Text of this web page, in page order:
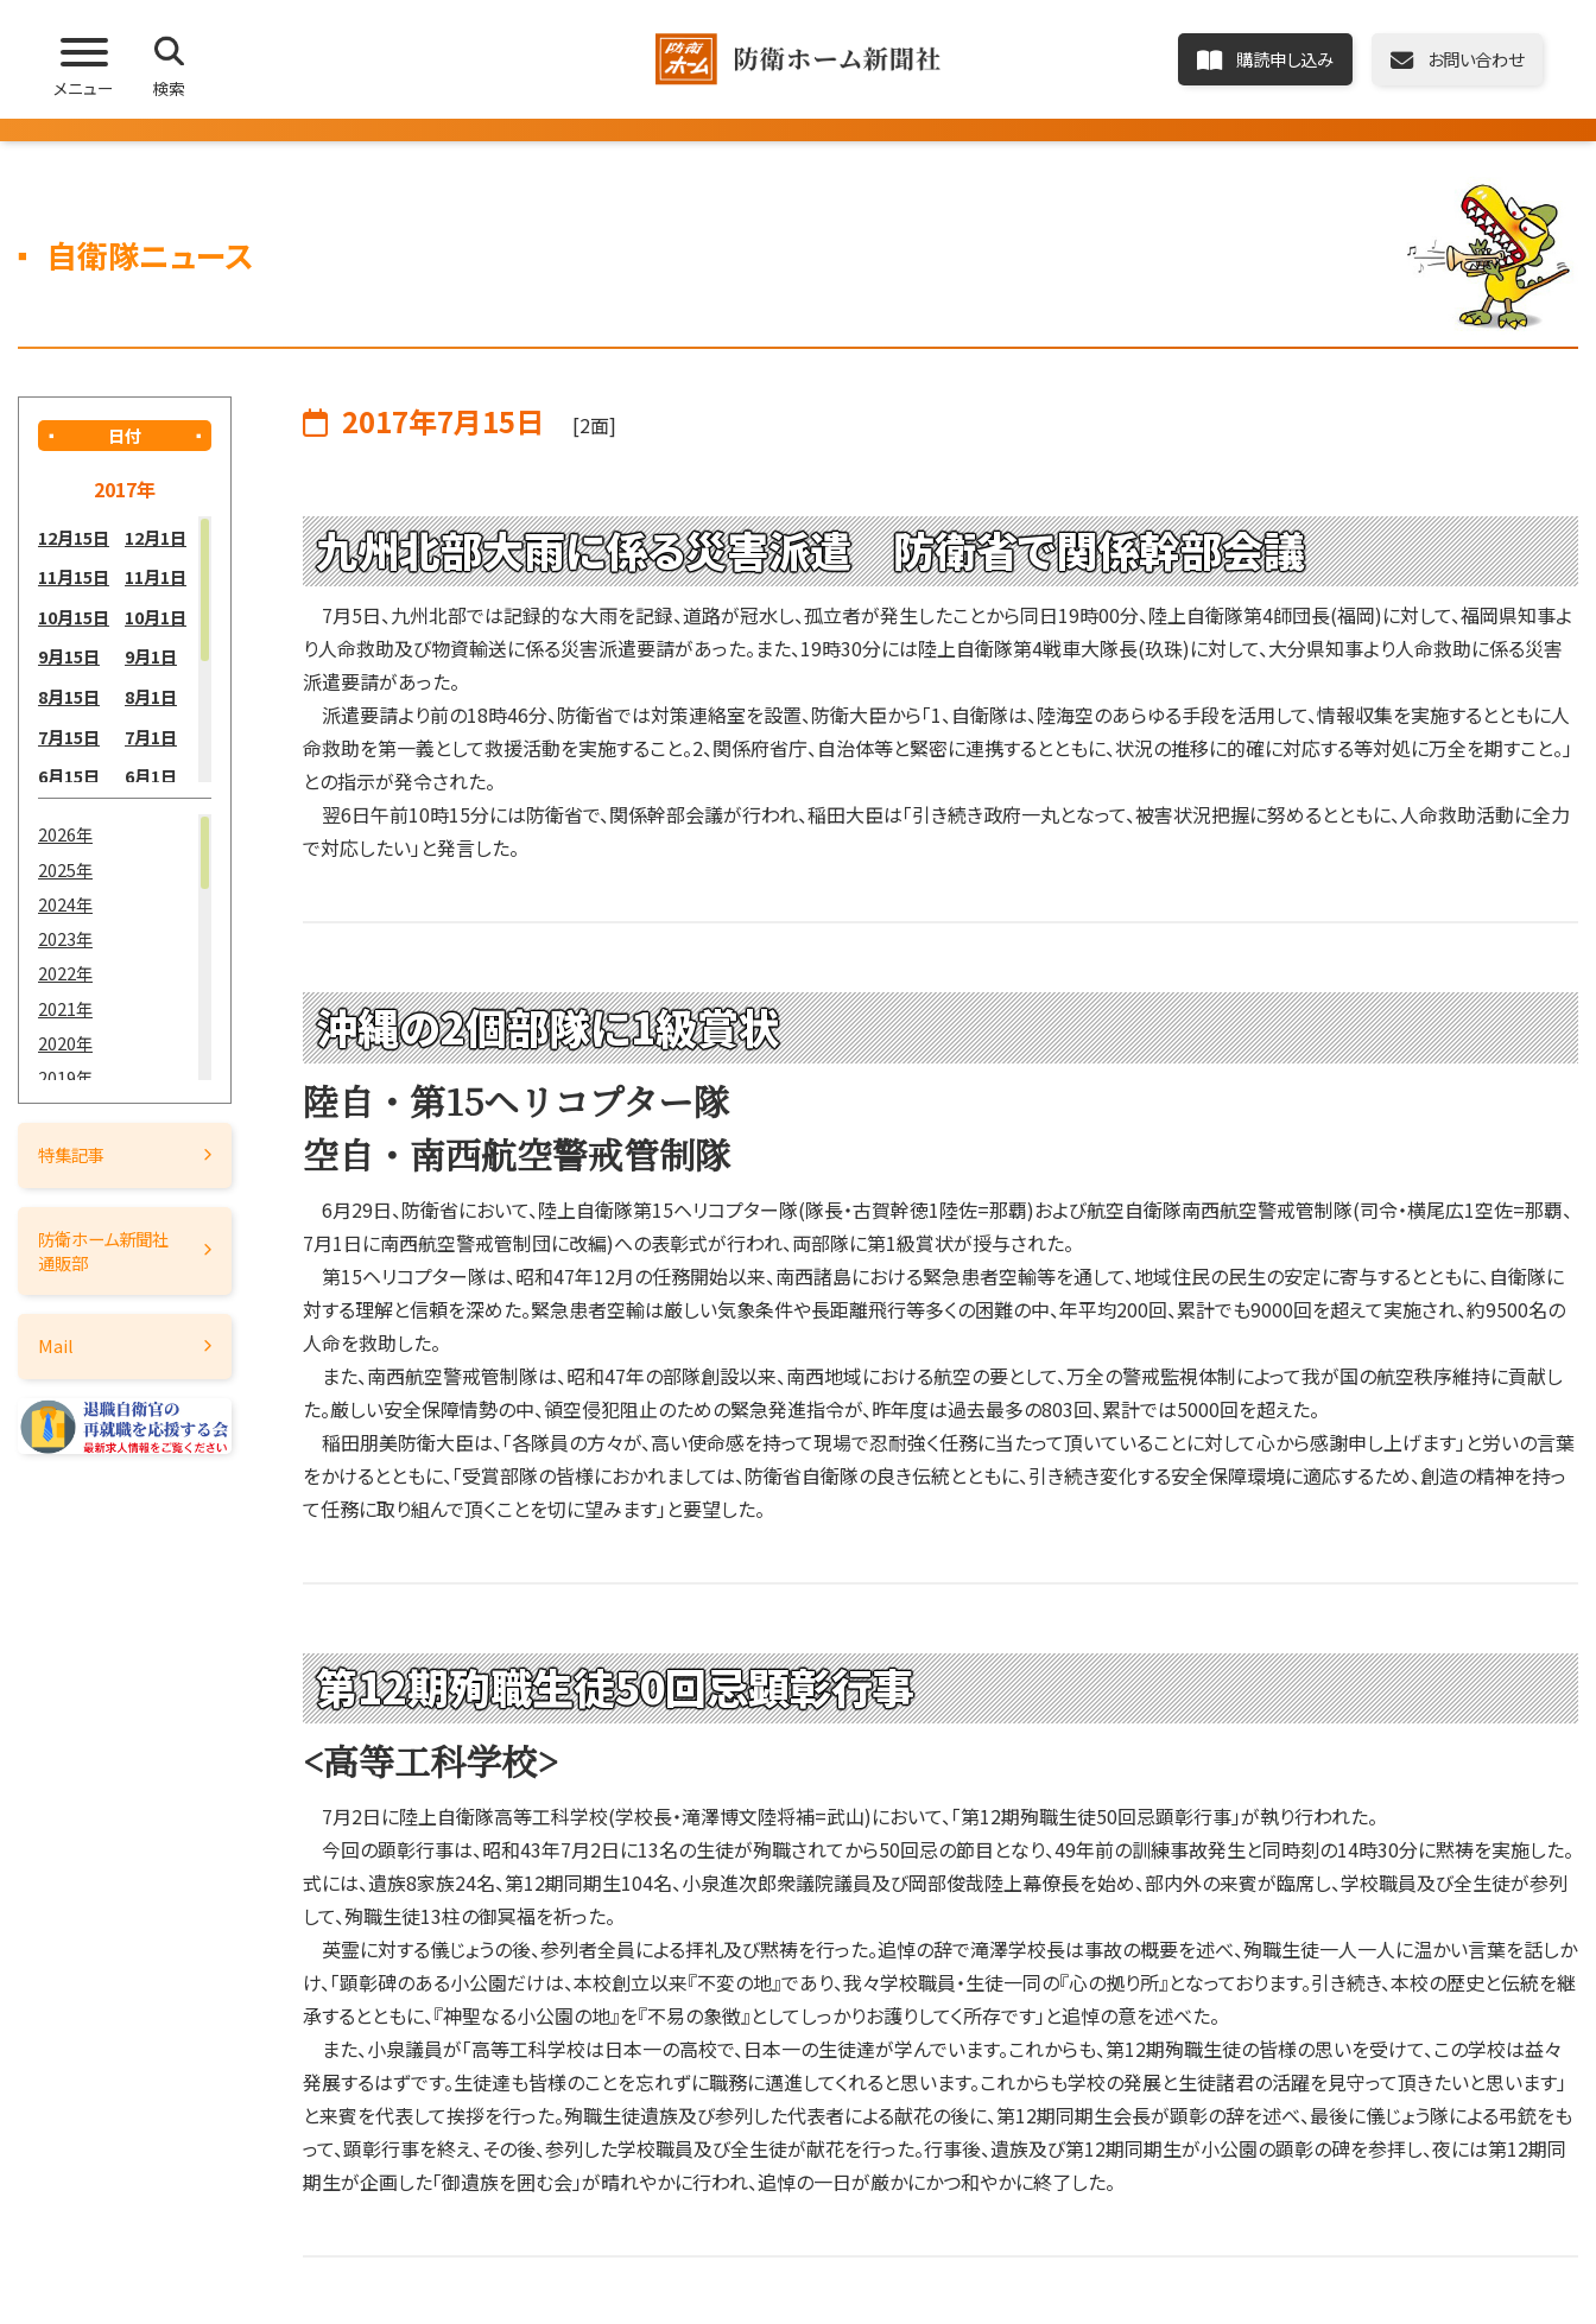
メニュー 検索
購読申し込み お問い合わせ
自衛隊ニュース
日付
2017年
12月15日
12月1日
11月15日
11月1日
10月15日
10月1日
9月15日
9月1日
8月15日
8月1日
7月15日
7月1日
6月15日
6月1日
3月15日
2月15日
1月15日
2026年
2025年
2024年
2023年
2022年
2021年
2020年
2019年
2018年
2017年
2014年
2012年
2011年
2009年
2008年
特集記事
防衛ホーム新聞社
通販部
Mail
2017年7月15日 [2面]
九州北部大雨に係る災害派遣 防衛省で関係幹部会議
7月5日、九州北部では記録的な大雨を記録、道路が冠水し、孤立者が発生したことから同日19時00分、陸上自衛隊第4師団長(福岡)に対して、福岡県知事よ
り人命救助及び物資輸送に係る災害派遣要請があった。また、19時30分には陸上自衛隊第4戦車大隊長(玖珠)に対して、大分県知事より人命救助に係る災害
派遣要請があった。
派遣要請より前の18時46分、防衛省では対策連絡室を設置、防衛大臣から「1、自衛隊は、陸海空のあらゆる手段を活用して、情報収集を実施するとともに人
命救助を第一義として救援活動を実施すること。2、関係府省庁、自治体等と緊密に連携するとともに、状況の推移に的確に対応する等対処に万全を期すこと。」
との指示が発令された。
翌6日午前10時15分には防衛省で、関係幹部会議が行われ、稲田大臣は「引き続き政府一丸となって、被害状況把握に努めるとともに、人命救助活動に全力
で対応したい」と発言した。
沖縄の2個部隊に1級賞状
陸自・第15ヘリコプター隊
空自・南西航空警戒管制隊
6月29日、防衛省において、陸上自衛隊第15ヘリコプター隊(隊長・古賀幹徳1陸佐=那覇)および航空自衛隊南西航空警戒管制隊(司令・横尾広1空佐=那覇、
7月1日に南西航空警戒管制団に改編)への表彰式が行われ、両部隊に第1級賞状が授与された。
第15ヘリコプター隊は、昭和47年12月の任務開始以来、南西諸島における緊急患者空輸等を通して、地域住民の民生の安定に寄与するとともに、自衛隊に
対する理解と信頼を深めた。緊急患者空輸は厳しい気象条件や長距離飛行等多くの困難の中、年平均200回、累計でも9000回を超えて実施され、約9500名の
人命を救助した。
また、南西航空警戒管制隊は、昭和47年の部隊創設以来、南西地域における航空の要として、万全の警戒監視体制によって我が国の航空秩序維持に貢献し
た。厳しい安全保障情勢の中、領空侵犯阻止のための緊急発進指令が、昨年度は過去最多の803回、累計では5000回を超えた。
稲田朋美防衛大臣は、「各隊員の方々が、高い使命感を持って現場で忍耐強く任務に当たって頂いていることに対して心から感謝申し上げます」と労いの言葉
をかけるとともに、「受賞部隊の皆様におかれましては、防衛省自衛隊の良き伝統とともに、引き続き変化する安全保障環境に適応するため、創造の精神を持っ
て任務に取り組んで頂くことを切に望みます」と要望した。
第12期殉職生徒50回忌顕彰行事
<高等工科学校>
7月2日に陸上自衛隊高等工科学校(学校長・滝澤博文陸将補=武山)において、「第12期殉職生徒50回忌顕彰行事」が執り行われた。
今回の顕彰行事は、昭和43年7月2日に13名の生徒が殉職されてから50回忌の節目となり、49年前の訓練事故発生と同時刻の14時30分に黙祷を実施した。
式には、遺族8家族24名、第12期同期生104名、小泉進次郎衆議院議員及び岡部俊哉陸上幕僚長を始め、部内外の来賓が臨席し、学校職員及び全生徒が参列
して、殉職生徒13柱の御冥福を祈った。
英霊に対する儀じょうの後、参列者全員による拝礼及び黙祷を行った。追悼の辞で滝澤学校長は事故の概要を述べ、殉職生徒一人一人に温かい言葉を話しか
け、「顕彰碑のある小公園だけは、本校創立以来『不変の地』であり、我々学校職員・生徒一同の『心の拠り所』となっております。引き続き、本校の歴史と伝統を継
承するとともに、『神聖なる小公園の地』を『不易の象徴』としてしっかりお護りしてく所存です」と追悼の意を述べた。
また、小泉議員が「高等工科学校は日本一の高校で、日本一の生徒達が学んでいます。これからも、第12期殉職生徒の皆様の思いを受けて、この学校は益々
発展するはずです。生徒達も皆様のことを忘れずに職務に邁進してくれると思います。これからも学校の発展と生徒諸君の活躍を見守って頂きたいと思います」
と来賓を代表して挨拶を行った。殉職生徒遺族及び参列した代表者による献花の後に、第12期同期生会長が顕彰の辞を述べ、最後に儀じょう隊による弔銃をも
って、顕彰行事を終え、その後、参列した学校職員及び全生徒が献花を行った。行事後、遺族及び第12期同期生が小公園の顕彰の碑を参拝し、夜には第12期同
期生が企画した「御遺族を囲む会」が晴れやかに行われ、追悼の一日が厳かにかつ和やかに終了した。